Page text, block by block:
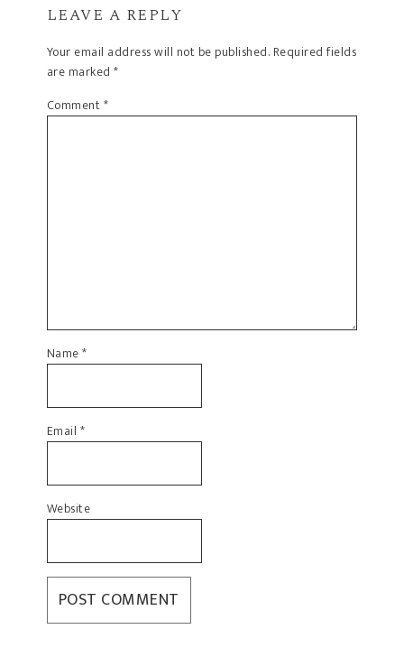
LEAVE A REPLY
Your email address will not be published. Required fields
are marked*
Comment*
Name*
Email *
Website